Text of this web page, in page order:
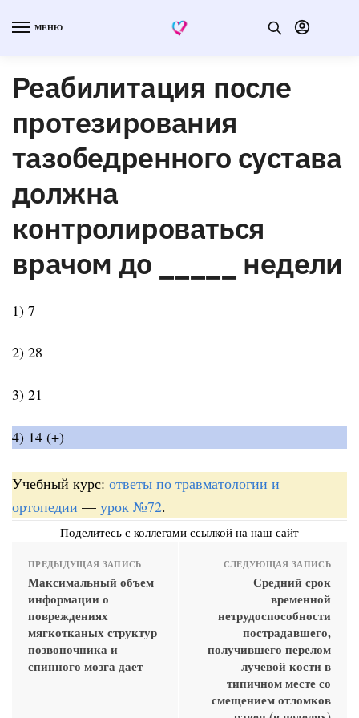
МЕНЮ
Реабилитация после
протезирования
тазобедренного сустава
должна
контролироваться
врачом до _____ недели
1) 7
2) 28
3) 21
4) 14 (+)
Учебный курс: ответы по травматологии и
ортопедии — урок №72.
Поделитесь с коллегами ссылкой на наш сайт
ПРЕДЫДУЩАЯ ЗАПИСЬ
Максимальный объем
информации о
повреждениях
мягкотканых структур
позвоночника и
спинного мозга дает
СЛЕДУЮЩАЯ ЗАПИСЬ
Средний срок
временной
нетрудоспособности
пострадавшего,
получившего перелом
лучевой кости в
типичном месте со
смещением отломков